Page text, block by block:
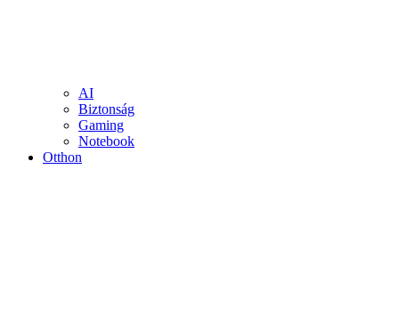
AI
Biztonság
Gaming
Notebook
Otthon